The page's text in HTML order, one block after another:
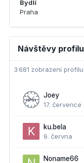
Bydlí
Praha
Návštěvy profilu
3 681 zobrazení profilu
Joey
17. července
ku.bela
9. června
Noname66